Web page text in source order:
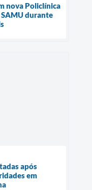
nova Policlínica
durante
após
em